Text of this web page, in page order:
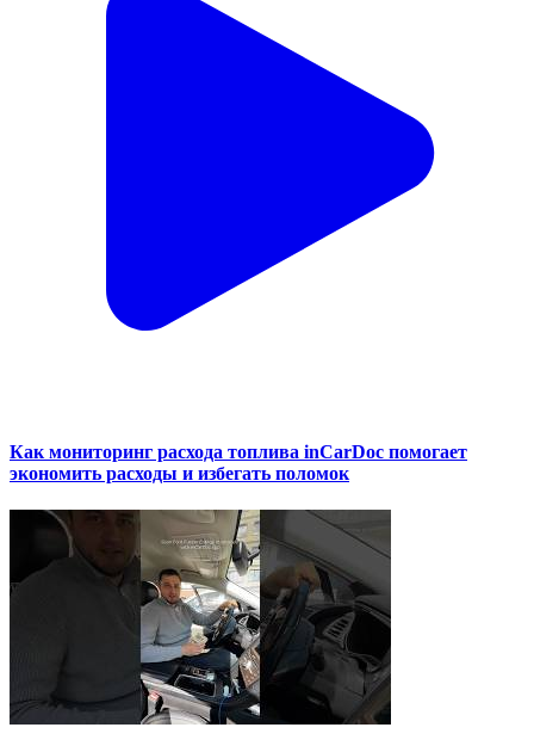
Как мониторинг расхода топлива inCarDoc помогает
экономить расходы и избегать поломок